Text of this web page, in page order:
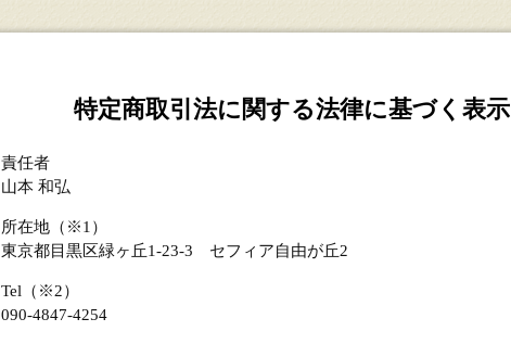
特定商取引法に関する法律に基づく表示
責任者
山本 和弘
所在地（※1）
東京都目黒区緑ヶ丘1-23-3 セフィア自由が丘2
Tel（※2）
090-4847-4254